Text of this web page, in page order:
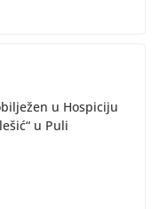
u Hospiciju
u Puli